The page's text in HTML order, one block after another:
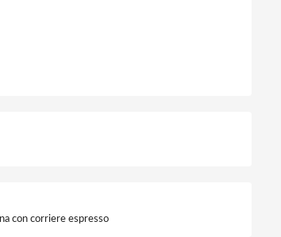
con corriere espresso